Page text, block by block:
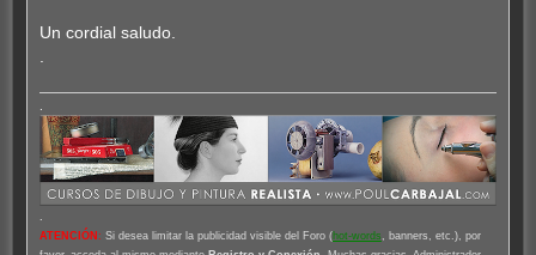
Un cordial saludo.
.
.
ATENCIÓN : Si desea limitar la publicidad visible del Foro (hot-words , banners, etc.), por